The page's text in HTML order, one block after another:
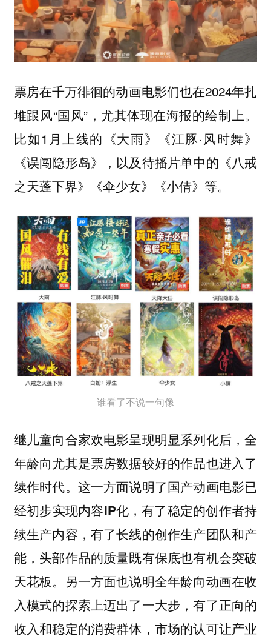
票房在千万徘徊的动画电影们也在2024年扎
堆跟风“国风”，尤其体现在海报的绘制上。
比如1月上线的《大雨》《江豚·风时舞》
《误闯隐形岛》，以及待播片单中的《八戒
之天蓬下界》《伞少女》《小倩》等。
谁看了不说一句像
继儿童向合家欢电影呈现明显系列化后，全
年龄向尤其是票房数据较好的作品也进入了
续作时代。这一方面说明了国产动画电影已
经初步实现内容IP化 ，有了稳定的创作者持
续生产内容，有了长线的创作生产团队和产
能，头部作品的质量既有保底也有机会突破
天花板。另一方面也说明全年龄向动画在收
入模式的探索上迈出了一大步 ，有了正向的
收入和稳定的消费群体，市场的认可让产业